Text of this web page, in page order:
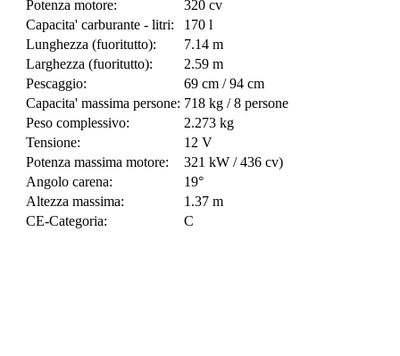
Potenza motore:
320 cv
Capacita' carburante - litri:
170 l
Lunghezza (fuoritutto):
7.14 m
Larghezza (fuoritutto):
2.59 m
Pescaggio:
69 cm / 94 cm
Capacita' massima persone: 718 kg / 8 persone
Peso complessivo:
2.273 kg
Tensione:
12 V
Potenza massima motore:
321 kW / 436 cv)
Angolo carena:
19°
Altezza massima:
1.37 m
CE-Categoria:
C